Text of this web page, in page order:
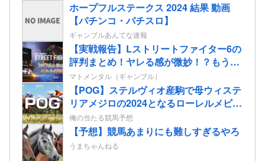
ホープフルステークス 2024 結果 動画
【パチンコ・パチスロ】
ギャンブルあんてな速報
【実戦報告】Lストリートファイター6の
評判まとめ！ヤレる感が微妙！？もう稼
働貢献週の予想をするユーザーも！？
マトメンタル（ギャンブル）
【POG】ステルヴィオ産駒で母ウィステ
リアメジロの2024となるローレルメビウ
スの2歳情報
俺の当たる競馬予想
【予想】競馬あまりにも難しすぎるやろ
うまちゃんねる